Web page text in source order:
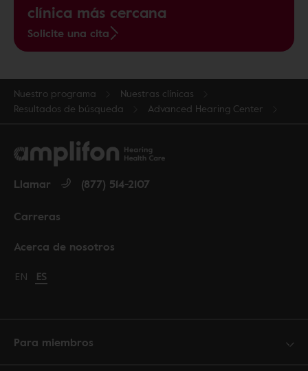
clínica más cercana
Solicite una cita
Nuestro programa
Nuestras clínicas
Resultados de búsqueda
Advanced Hearing Center
Acerca de nosotros
Carreras
Llamar (877) 514-2107
Change language to English
EN Cambiar idioma a español
ES
Para miembros